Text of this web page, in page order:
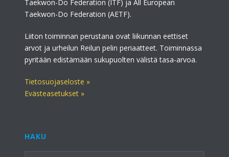
Taekwon-Do Federation (ITF) ja All European
Taekwon-Do Federation (AETF).
Liiton toiminnan perustana ovat liikunnan eettiset
arvot ja urheilun Reilun pelin periaatteet. Toiminnassa
pyritään edistämään sukupuolten välistä tasa-arvoa.
Tietosuojaseloste »
Evästeasetukset »
HAKU